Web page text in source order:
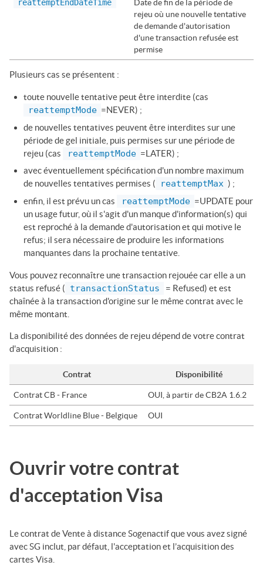
reattemptEndDateTime
Date de fin de la période de
rejeu où une nouvelle tentative
de demande d'autorisation
d'une transaction refusée est
permise
Plusieurs cas se présentent :
toute nouvelle tentative peut être interdite (cas
reattemptMode =NEVER) ;
de nouvelles tentatives peuvent être interdites sur une
période de gel initiale, puis permises sur une période de
rejeu (cas
reattemptMode =LATER) ;
avec éventuellement spécification d'un nombre maximum
de nouvelles tentatives permises (
reattemptMax ) ;
enfin, il est prévu un cas
reattemptMode =UPDATE pour
un usage futur, où il s'agit d'un manque d'information(s) qui
est reproché à la demande d'autorisation et qui motive le
refus; il sera nécessaire de produire les informations
manquantes dans la prochaine tentative.
Vous pouvez reconnaître une transaction rejouée car elle a un
status refusé ( transactionStatus
= Refused) et est
chaînée à la transaction d'origine sur le même contrat avec le
même montant.
La disponibilité des données de rejeu dépend de votre contrat
d'acquisition :
Contrat Disponibilité
Contrat CB - France OUI, à partir de CB2A 1.6.2
Contrat Worldline Blue - Belgique OUI
Ouvrir votre contrat
d'acceptationVisa
Le contrat de Vente à distance Sogenactif que vous avez signé
avecSG inclut, par défaut, l'acceptation et l’acquisition des
cartes Visa